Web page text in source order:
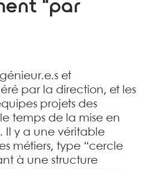
"par
et
par la direction, et les
projets des
temps de la mise en
Il y a une véritable
métiers, type “cercle
à une structure